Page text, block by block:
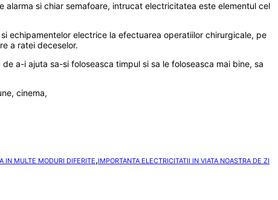
si chiar semafoare, intrucat electricitatea este elementul cel
echipamentelor electrice la efectuarea operatiilor chirurgicale, pe
a ratei deceselor.
a-i ajuta sa-si foloseasca timpul si sa le foloseasca mai bine, sa
cinema,
IN MULTE MODURI DIFERITE,IMPORTANTA ELECTRICITATII IN VIATA NOASTRA DE ZI